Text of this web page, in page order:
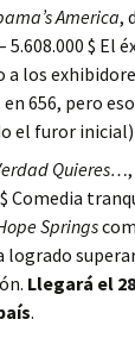
America,
5.608.000 $ El
a los
656, pero
el furor
Quieres…
$ Comedia
Springs
logrado
Llegará el
.